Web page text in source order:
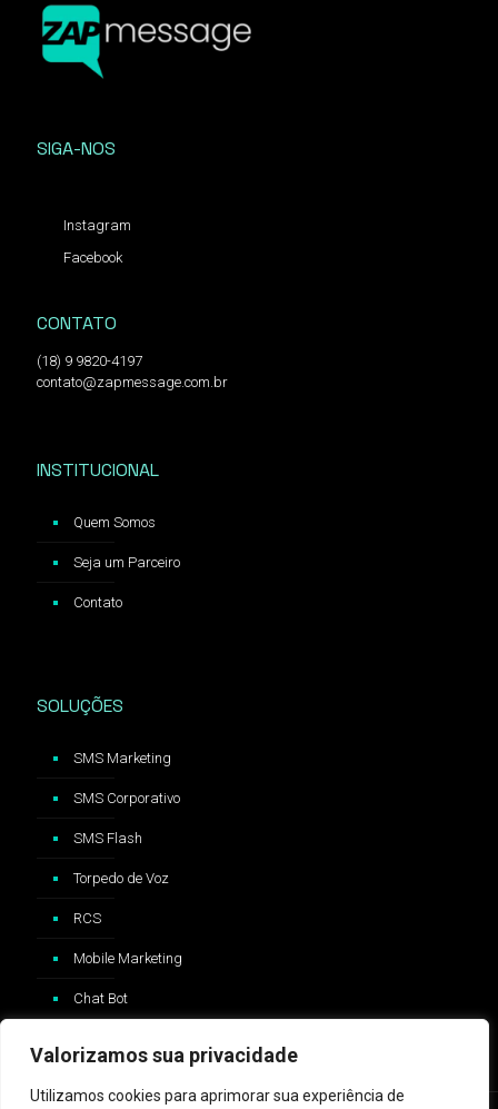
Valorizamos sua privacidade
Utilizamos cookies para aprimorar sua experiência de
SIGA-NOS
Instagram
Facebook
CONTATO
(18) 9 9820-4197
contato@zapmessage.com.br
INSTITUCIONAL
Quem Somos
Seja um Parceiro
Contato
SOLUÇÕES
SMS Marketing
SMS Corporativo
SMS Flash
Torpedo de Voz
RCS
Mobile Marketing
Chat Bot